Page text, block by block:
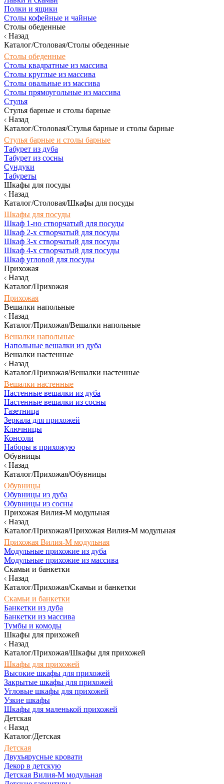
Полки и ящики
Столы кофейные и чайные
Столы обеденные
Назад
Каталог/Столовая/Столы обеденные
Столы обеденные
Столы квадратные из массива
Столы круглые из массива
Столы овальные из массива
Столы прямоугольные из массива
Стулья
Стулья барные и столы барные
Назад
Каталог/Столовая/Стулья барные и столы барные
Стулья барные и столы барные
Табурет из дуба
Табурет из сосны
Сундуки
Табуреты
Шкафы для посуды
Назад
Каталог/Столовая/Шкафы для посуды
Шкафы для посуды
Шкаф 1-но створчатый для посуды
Шкаф 2-х створчатый для посуды
Шкаф 3-х створчатый для посуды
Шкаф 4-х створчатый для посуды
Шкаф угловой для посуды
Прихожая
Назад
Каталог/Прихожая
Прихожая
Вешалки напольные
Назад
Каталог/Прихожая/Вешалки напольные
Вешалки напольные
Напольные вешалки из дуба
Вешалки настенные
Назад
Каталог/Прихожая/Вешалки настенные
Вешалки настенные
Настенные вешалки из дуба
Настенные вешалки из сосны
Газетница
Зеркала для прихожей
Ключницы
Консоли
Наборы в прихожую
Обувницы
Назад
Каталог/Прихожая/Обувницы
Обувницы
Обувницы из дуба
Обувницы из сосны
Прихожая Вилия-М модульная
Назад
Каталог/Прихожая/Прихожая Вилия-М модульная
Прихожая Вилия-М модульная
Модульные прихожие из дуба
Модульные прихожие из массива
Скамьи и банкетки
Назад
Каталог/Прихожая/Скамьи и банкетки
Скамьи и банкетки
Банкетки из дуба
Банкетки из массива
Тумбы и комоды
Шкафы для прихожей
Назад
Каталог/Прихожая/Шкафы для прихожей
Шкафы для прихожей
Высокие шкафы для прихожей
Закрытые шкафы для прихожей
Угловые шкафы для прихожей
Узкие шкафы
Шкафы для маленькой прихожей
Детская
Назад
Каталог/Детская
Детская
Двухъярусные кровати
Декор в детскую
Детская Вилия-М модульная